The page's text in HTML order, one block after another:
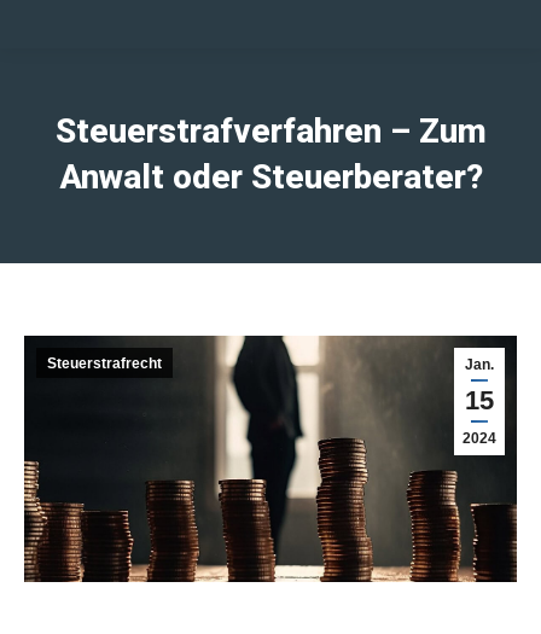
Steuerstrafverfahren – Zum
Anwalt oder Steuerberater?
Jan.
15
2024
Steuerstrafrecht